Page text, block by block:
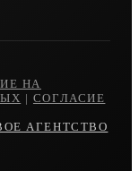
НА
| СОГЛАСИЕ
АГЕНТСТВО